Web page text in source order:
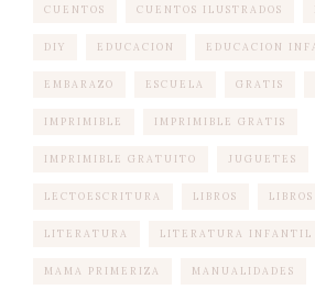
CUENTOS CUENTOS ILUSTRADOS
DIY EDUCACION EDUCACION
EMBARAZO ESCUELA GRATIS
IMPRIMIBLE IMPRIMIBLE GRATIS
IMPRIMIBLE GRATUITO JUGUETES
LECTOESCRITURA LIBROS
LITERATURA LITERATURA INFANTIL
MAMA PRIMERIZA MANUALIDADES